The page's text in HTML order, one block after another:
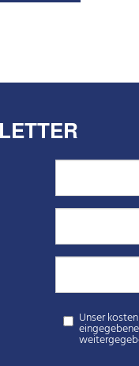
Unser kostenloser Newsletter
eingegebenen Daten werden lediglich zur